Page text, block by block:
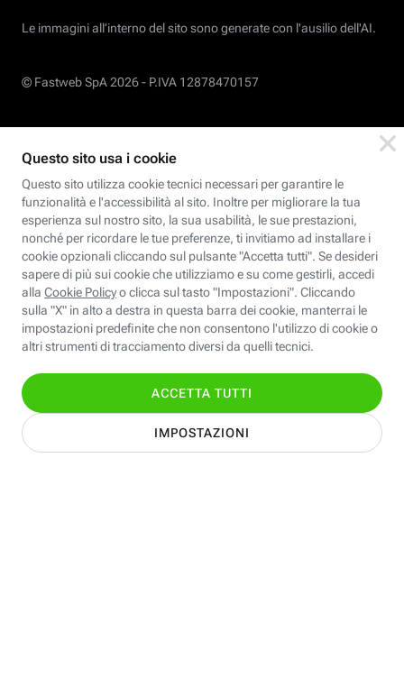
Le immagini all’interno del sito sono generate con l'ausilio dell'AI.
© Fastweb SpA 2026 - P.IVA 12878470157